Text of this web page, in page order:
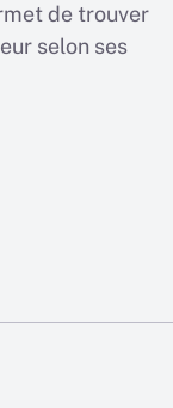
de trouver
selon ses